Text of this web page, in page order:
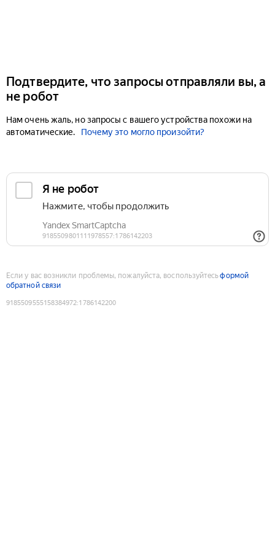
Подтвердите, что запросы отправляли вы, а
не робот
Нам очень жаль, но запросы с вашего устройства похожи на
автоматические.
Почему это могло произойти?
Если у вас возникли проблемы, пожалуйста, воспользуйтесьформой
обратной связи
9185509555158384972:1786142200